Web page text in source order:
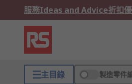
服務Ideas and Advice折扣
主目錄 製造零件